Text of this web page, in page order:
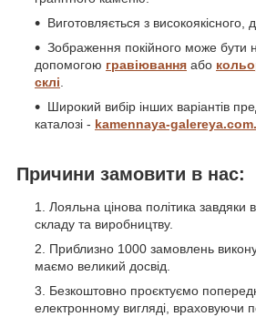
Виготовляється з високоякісного,
Зображення покійного може бути
допомогою гравіювання або
склі.
Широкий вибір інших варіантів
каталозі - kamennaya-
Причини замовити в нас:
Лояльна цінова політика завдяки
складу та виробництву.
Приблизно 1000 замовлень
маємо великий досвід.
Безкоштовно проєктуємо
електронному вигляді, враховуючи